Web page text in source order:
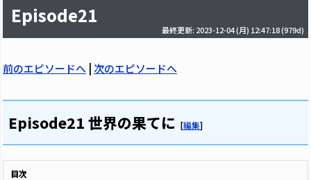
Episode21
最終更新: 2023-12-04 (月) 12:47:18(979d)
前のエピソードへ 次のエピソードへ
Episode21 世界の果てに [編集]
目次